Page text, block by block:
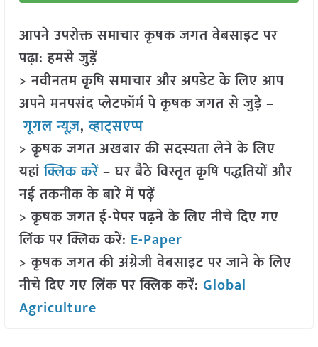
आपने उपरोक्त समाचार कृषक जगत वेबसाइट पर
पढ़ा: हमसे जुड़ें
> नवीनतम कृषि समाचार और अपडेट के लिए आप
अपने मनपसंद प्लेटफॉर्म पे कृषक जगत से जुड़े –
गूगल न्यूज़,व्हाट्सएप्प
> कृषक जगत अखबार की सदस्यता लेने के लिए
यहांक्लिक करें– घर बैठे विस्तृत कृषि पद्धतियों और
नई तकनीक के बारे में पढ़ें
> कृषक जगत ई-पेपर पढ़ने के लिए नीचे दिए गए
लिंक पर क्लिक करें: E-Paper
> कृषक जगत की अंग्रेजी वेबसाइट पर जाने के लिए
नीचे दिए गए लिंक पर क्लिक करें: Global
Agriculture